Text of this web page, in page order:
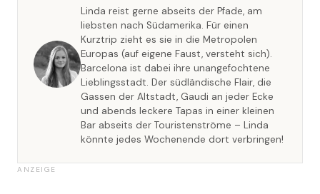
Linda reist gerne abseits der Pfade, am
liebsten nach Südamerika. Für einen
Kurztrip zieht es sie in die Metropolen
Europas (auf eigene Faust, versteht sich).
Barcelona ist dabei ihre unangefochtene
Lieblingsstadt. Der südländische Flair, die
Gassen der Altstadt, Gaudi an jeder Ecke
und abends leckere Tapas in einer kleinen
Bar abseits der Touristenströme – Linda
könnte jedes Wochenende dort verbringen!
ANZEIGE